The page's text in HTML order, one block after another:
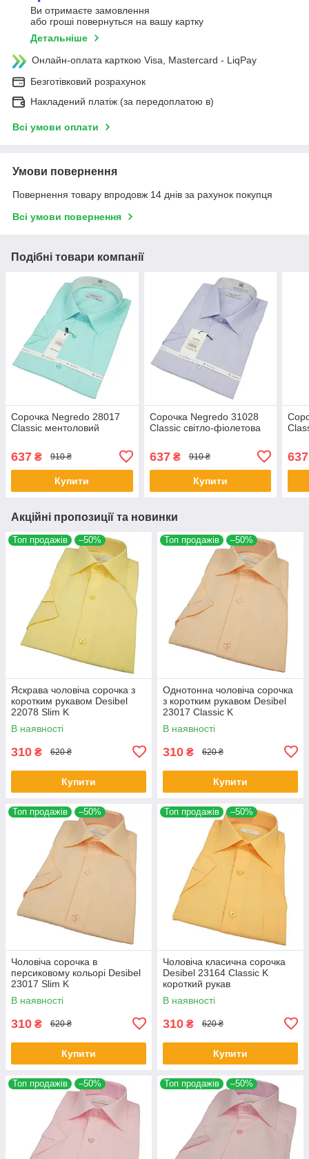
Ви отримаєте замовлення
або гроші повернуться на вашу картку
Детальніше
Онлайн-оплата карткою Visa, Mastercard - LiqPay
Безготівковий розрахунок
Накладений платіж (за передоплатою в)
Всі умови оплати
Умови повернення
Повернення товару впродовж 14 днів за рахунок покупця
Всі умови повернення
Подібні товари компанії
Cорочка Negredo 28017
Classic ментоловий
637 ₴ 910 ₴
Купити
Cорочка Negredo 31028
Classic світло-фіолетова
637₴ 910 ₴
Купити
637
Акційні пропозиції та новинки
Топ продажів –50%
Яскрава чоловіча сорочка з
коротким рукавом Desibel
22078 Slim K
В наявності
310 ₴ 620 ₴
Купити
Топ продажів –50%
Однотонна чоловіча сорочка
з коротким рукавом Desibel
23017 Classic K
В наявності
310 ₴ 620 ₴
Купити
Топ продажів –50%
Чоловіча сорочка в
персиковому кольорі Desibel
23017 Slim K
В наявності
310 ₴ 620 ₴
Купити
Топ продажів –50%
Чоловіча класична сорочка
Desibel 23164 Classic K
короткий рукав
В наявності
310 ₴ 620 ₴
Купити
Топ продажів –50% Топ продажів –50%